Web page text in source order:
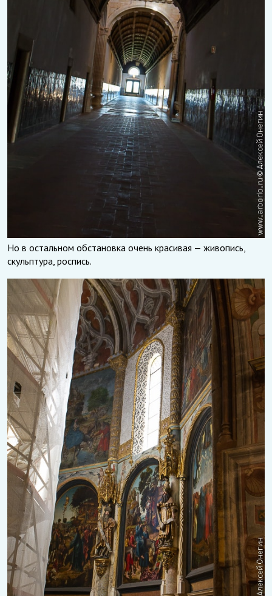
Но в остальном обстановка очень красивая — живопись,
скульптура, роспись.